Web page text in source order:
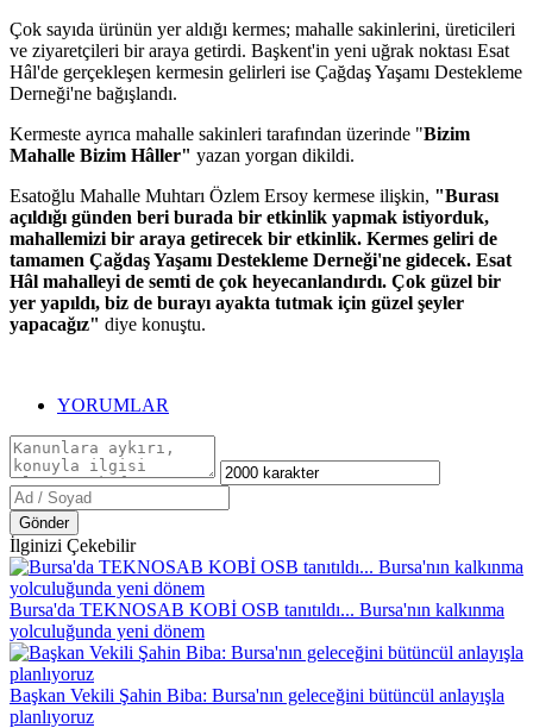
Çok sayıda ürünün yer aldığı kermes; mahalle sakinlerini, üreticileri
ve ziyaretçileri bir araya getirdi. Başkent'in yeni uğrak noktası Esat
Hâl'de gerçekleşen kermesin gelirleri ise Çağdaş Yaşamı Destekleme
Derneği'ne bağışlandı.
Kermeste ayrıca mahalle sakinleri tarafından üzerinde "Bizim
Mahalle Bizim Hâller" yazan yorgan dikildi.
Esatoğlu Mahalle Muhtarı Özlem Ersoy kermese ilişkin, "Burası
açıldığı günden beri burada bir etkinlik yapmak istiyorduk,
mahallemizi bir araya getirecek bir etkinlik. Kermes geliri de
tamamen Çağdaş Yaşamı Destekleme Derneği'ne gidecek. Esat
Hâl mahalleyi de semti de çok heyecanlandırdı. Çok güzel bir
yer yapıldı, biz de burayı ayakta tutmak için güzel şeyler
yapacağız" diye konuştu.
YORUMLAR
Gönder
İlginizi Çekebilir
Bursa'da TEKNOSAB KOBİ OSB tanıtıldı... Bursa'nın kalkınma
yolculuğunda yeni dönem
Başkan Vekili Şahin Biba: Bursa'nın geleceğini bütüncül anlayışla
planlıyoruz